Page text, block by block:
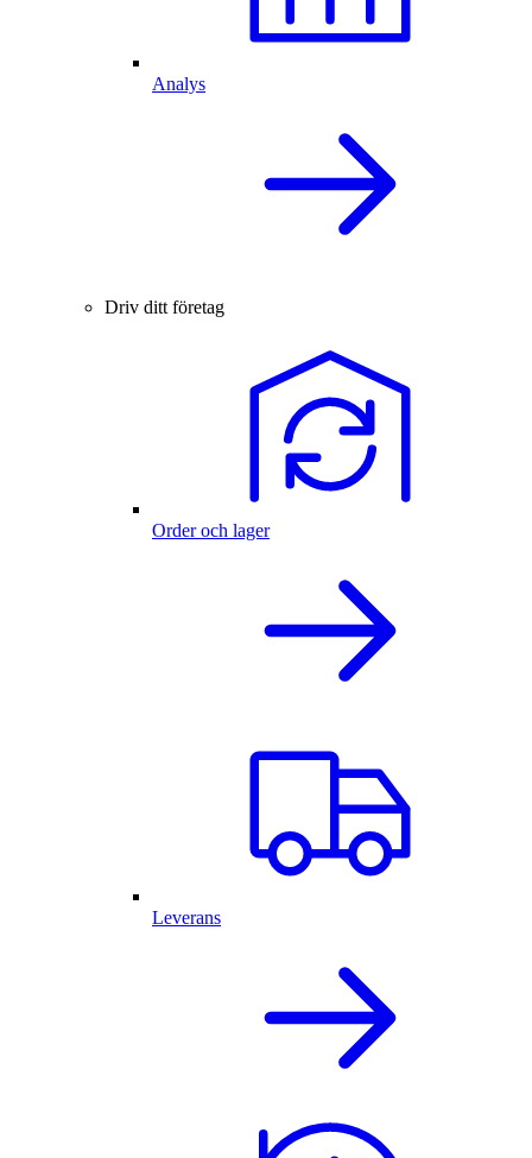
Analys
Driv ditt företag
Order och lager
Leverans